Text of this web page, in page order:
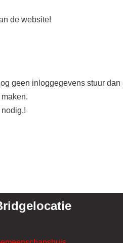
de website!
geen inloggegevens stuur dan